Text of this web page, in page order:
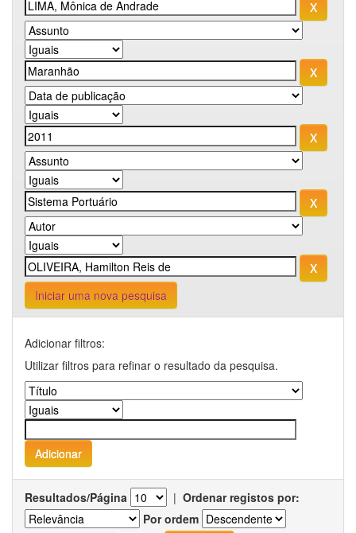
Iniciar uma nova pesquisa
Adicionar filtros:
Utilizar filtros para refinar o resultado da pesquisa.
Resultados/Página | Ordenar registos por:
Por ordem